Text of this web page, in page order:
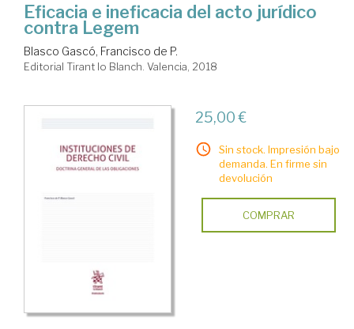
Eficacia e ineficacia del acto jurídico
contra Legem
Blasco Gascó, Francisco de P.
Editorial Tirant lo Blanch. Valencia, 2018
25,00 €
Sin stock. Impresión bajo
demanda. En firme sin
devolución
COMPRAR